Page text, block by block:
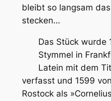
bleibt so langsam
stecken…
Das Stück wurde
Stymmel in
Latein mit dem
verfasst und 1599
Rostock als